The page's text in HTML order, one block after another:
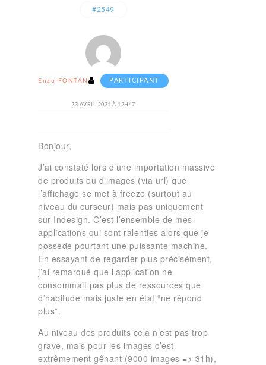
#2549
Enzo FONTANA PARTICIPANT
23 AVRIL 2021 À 12H47
Bonjour,
J’ai constaté lors d’une importation massive
de produits ou d’images (via url) que
l’affichage se met à freeze (surtout au
niveau du curseur) mais pas uniquement
sur Indesign. C’est l’ensemble de mes
applications qui sont ralenties alors que je
possède pourtant une puissante machine.
En essayant de regarder plus précisément,
j’ai remarqué que l’application ne
consommait pas plus de ressources que
d’habitude mais juste en état “ne répond
plus”.
Au niveau des produits cela n’est pas trop
grave, mais pour les images c’est
extrêmement gênant (9000 images => 31h),